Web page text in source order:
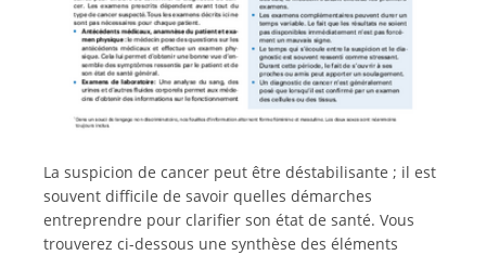
La suspicion de cancer peut être déstabilisante ; il est
souvent difficile de savoir quelles démarches
entreprendre pour clarifier son état de santé. Vous
trouverez ci-dessous une synthèse des éléments